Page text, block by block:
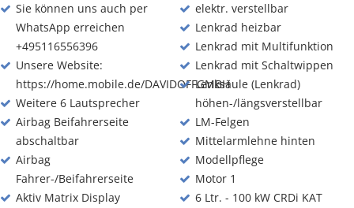
Sie können uns auch per
WhatsApp erreichen
+495116556396
Unsere Website:
https://home.mobile.de/DAVIDOFFGMBH
Weitere 6 Lautsprecher
Airbag Beifahrerseite
abschaltbar
Airbag
Fahrer-/Beifahrerseite
Aktiv Matrix Display
elektr. verstellbar
Lenkrad heizbar
Lenkrad mit Multifunktion
Lenkrad mit Schaltwippen
Lenksäule (Lenkrad)
höhen-/längsverstellbar
LM-Felgen
Mittelarmlehne hinten
Modellpflege
Motor 1
6 Ltr. - 100 kW CRDi KAT